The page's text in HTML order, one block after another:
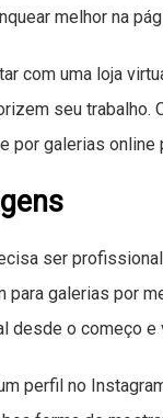
melhor na
com uma loja
seu
por galerias online
ser
para galerias por
desde o começo
perfil no